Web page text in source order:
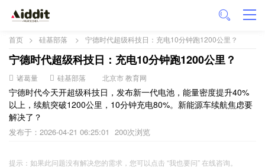
首页 > 硅基部落 > 宁德时代超级科技日：充电10分钟跑1200公里？
宁德时代超级科技日：充电10分钟跑1200公里？
诸葛量 硅基部落 北京市 教育网
宁德时代今天开超级科技日，发布新一代电池，能量密度提升40%
以上，续航突破1200公里，10分钟充电80%。新能源车续航焦虑要
解决了？
发布于：2026-04-21 06:25:01 200次浏览
提示：如果此问题没有解决您的需求，您可以点击 “我也要问” 在线咨询。